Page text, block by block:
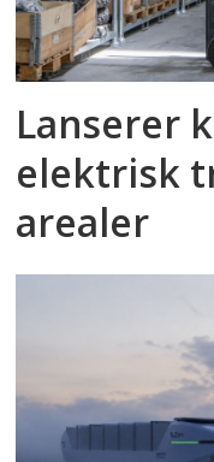
Lanserer
elektrisk
arealer